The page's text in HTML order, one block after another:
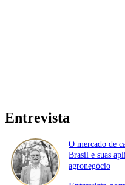
Entrevista
O mercado de
Brasil e suas
agronegócio